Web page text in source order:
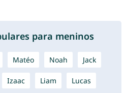
para meninos
Matéo Noah Jack
Izaac Liam Lucas